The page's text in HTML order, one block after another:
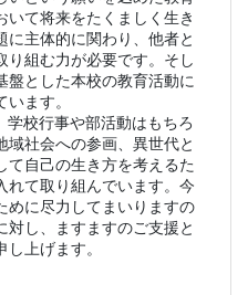
いて将来をたくましく生き
に主体的に関わり、他者と
り組む力が必要です。そし
盤とした本校の教育活動に
ます。
学校行事や部活動はもちろ
域社会への参画、異世代と
て自己の生き方を考えるた
れて取り組んでいます。今
めに尽力してまいりますの
対し、ますますのご支援と
上げます。